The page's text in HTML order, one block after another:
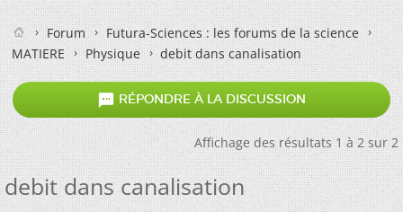
Forum
Futura-Sciences : les forums de la science
MATIERE
Physique debit dans canalisation
 RÉPONDRE À LA DISCUSSION
Affichage des résultats 1 à 2 sur 2
debit dans canalisation